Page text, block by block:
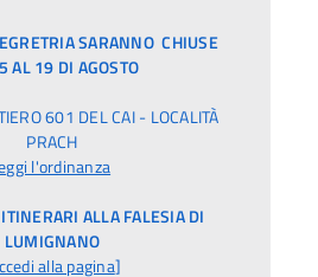
SARANNO CHIUSE
AL 19 DI AGOSTO
601 DEL CAI - LOCALITÀ
PRACH
l'ordinanza
ALLA FALESIA DI
LUMIGNANO
alla pagina]